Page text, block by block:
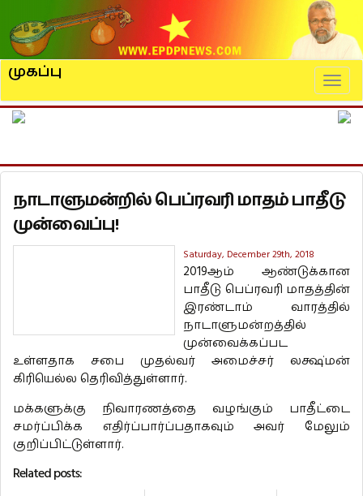
முகப்பு
நாடாளுமன்றில் பெப்ரவரி மாதம் பாதீடு
முன்வைப்பு!
Saturday, December 29th, 2018
2019ஆம் ஆண்டுக்கான
பாதீடு பெப்ரவரி மாதத்தின்
இரண்டாம் வாரத்தில்
நாடாளுமன்றத்தில்
முன்வைக்கப்பட
உள்ளதாக சபை முதல்வர் அமைச்சர் லக்ஷ்மன்
கிரியெல்ல தெரிவித்துள்ளார்.
மக்களுக்கு நிவாரணத்தை வழங்கும் பாதீட்டை
சமர்ப்பிக்க எதிர்ப்பார்ப்பதாகவும் அவர் மேலும்
குறிப்பிட்டுள்ளார்.
Related posts: